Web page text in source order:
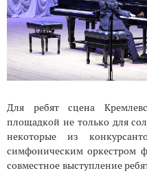
Для ребят сцена
площадкой не только для
некоторые из
симфоническим оркестром
совместное выступление